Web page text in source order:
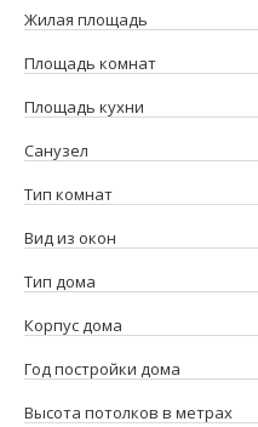
Жилая площадь
Площадь комнат
Площадь кухни
Санузел
Тип комнат
Вид из окон
Тип дома
Корпус дома
Год постройки дома
Высота потолков в метрах